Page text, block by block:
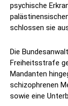
psychische
schlossen sie
Die
Freiheitsstrafe
Mandanten
schizophrenen
sowie eine